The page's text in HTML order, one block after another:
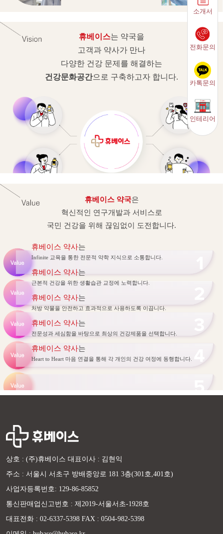
휴베이스는 약국을
고객과 약사가 만나
다양한 건강 문제를 해결하는
건강문화공간으로 구축하고자 합니다.
휴베이스 약국은
혁신적인 연구개발과 서비스로
국민 건강을 위해 끊임없이 도전합니다.
휴베이스 약사는
Infinite 교육을 통한 전문적 약학 지식으로 소통합니다.
휴베이스 약사는
근본적 건강을 위한 생활습관 교정에 노력합니다.
휴베이스 약사는
처방 약물을 안전하고 효과적으로 사용하도록 이끕니다.
휴베이스 약사는
전문성과 세심함을 바탕으로 최상의 건강제품을 선택합니다.
휴베이스 약사는
Heart to Heart 마음 연결을 통해 각 개인의 건강 여정에 동행합니다.
소개서
전화문의
카톡문의
인테리어
상호 : (주)휴베이스 대표이사 : 김현익
주소 : 서울시 서초구 방배중앙로 181 3층(301호,401호)
사업자등록번호: 129-86-85852
통신판매업신고번호 : 제2019-서울서초-1928호
대표전화 : 02-6337-5398 FAX : 0504-982-5398